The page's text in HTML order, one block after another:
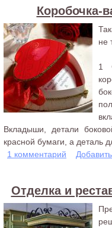
Коробочка-
не
1
Вкладыши, детали
красной бумаги, а деталь
1 комментарий
Отделка и